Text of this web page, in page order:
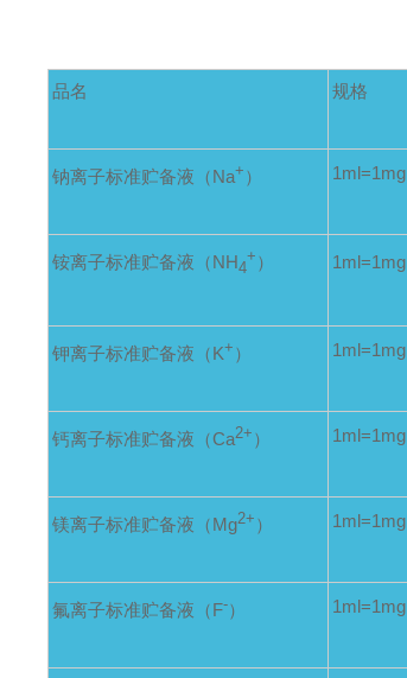
品名 规格
钠离子标准贮备液（Na+ ） 1ml=1mg
铵离子标准贮备液（NH4
+ ） 1ml=1mg
钾离子标准贮备液（K+ ） 1ml=1mg
钙离子标准贮备液（Ca2+ ） 1ml=1mg
镁离子标准贮备液（Mg2+ ） 1ml=1mg
氟离子标准贮备液（F-） 1ml=1mg